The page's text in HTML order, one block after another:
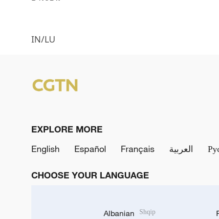
IN/LU
EXPLORE MORE
English
Español Français العربية
CHOOSE YOUR LANGUAGE
Albanian Shqip